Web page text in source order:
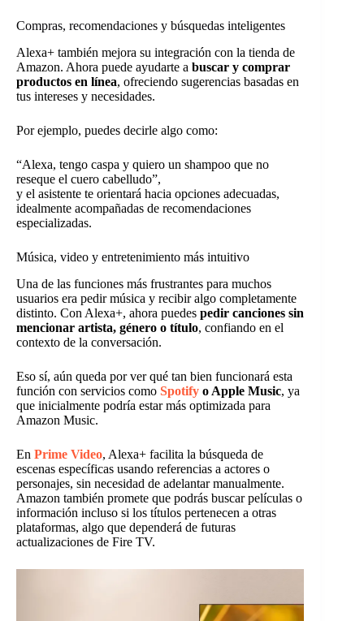
Compras, recomendaciones y búsquedas inteligentes
Alexa+ también mejora su integración con la tienda de
Amazon. Ahora puede ayudarte a buscar y comprar
productos en línea, ofreciendo sugerencias basadas en
tus intereses y necesidades.
Por ejemplo, puedes decirle algo como:
“Alexa, tengo caspa y quiero un shampoo que no
reseque el cuero cabelludo”,
y el asistente te orientará hacia opciones adecuadas,
idealmente acompañadas de recomendaciones
especializadas.
Música, video y entretenimiento más intuitivo
Una de las funciones más frustrantes para muchos
usuarios era pedir música y recibir algo completamente
distinto. Con Alexa+, ahora puedes pedir canciones sin
mencionar artista, género o título, confiando en el
contexto de la conversación.
Eso sí, aún queda por ver qué tan bien funcionará esta
función con servicios como Spotify o Apple Music, ya
que inicialmente podría estar más optimizada para
Amazon Music.
En Prime Video, Alexa+ facilita la búsqueda de
escenas específicas usando referencias a actores o
personajes, sin necesidad de adelantar manualmente.
Amazon también promete que podrás buscar películas o
información incluso si los títulos pertenecen a otras
plataformas, algo que dependerá de futuras
actualizaciones de Fire TV.